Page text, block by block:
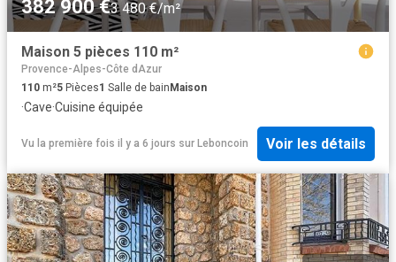
382 900 €3 480 €/m²
Maison 5 pièces 110 m²
Provence-Alpes-Côte dAzur
110 m²5 Pièces1 Salle de bain Maison
·Cave·Cuisine équipée
Vu la première fois il y a 6 jours sur Leboncoin Voir les détails